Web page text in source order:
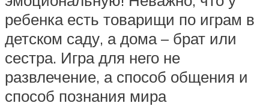
ребенка есть товарищи по играм в
детском саду, а дома – брат или
сестра. Игра для него не
развлечение, а способ общения и
способ познания мира